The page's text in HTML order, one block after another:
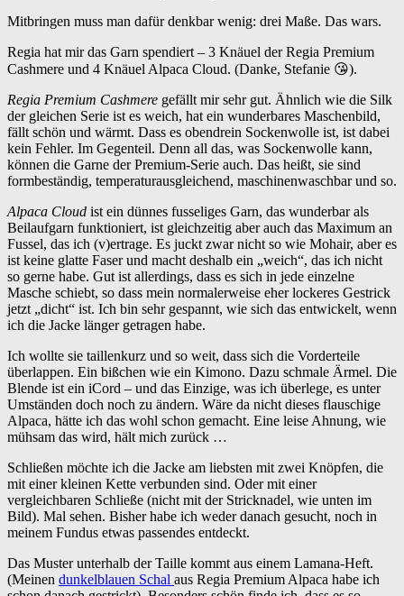
Mitbringen muss man dafür denkbar wenig: drei Maße. Das wars.
Regia hat mir das Garn spendiert – 3 Knäuel der Regia Premium
Cashmere und 4 Knäuel Alpaca Cloud. (Danke, Stefanie 😘).
Regia Premium Cashmere gefällt mir sehr gut. Ähnlich wie die Silk
der gleichen Serie ist es weich, hat ein wunderbares Maschenbild,
fällt schön und wärmt. Dass es obendrein Sockenwolle ist, ist dabei
kein Fehler. Im Gegenteil. Denn all das, was Sockenwolle kann,
können die Garne der Premium-Serie auch. Das heißt, sie sind
formbeständig, temperaturausgleichend, maschinenwaschbar und so.
Alpaca Cloud ist ein dünnes fusseliges Garn, das wunderbar als
Beilaufgarn funktioniert, ist gleichzeitig aber auch das Maximum an
Fussel, das ich (v)ertrage. Es juckt zwar nicht so wie Mohair, aber es
ist keine glatte Faser und macht deshalb ein „weich“, das ich nicht
so gerne habe. Gut ist allerdings, dass es sich in jede einzelne
Masche schiebt, so dass mein normalerweise eher lockeres Gestrick
jetzt „dicht“ ist. Ich bin sehr gespannt, wie sich das entwickelt, wenn
ich die Jacke länger getragen habe.
Ich wollte sie taillenkurz und so weit, dass sich die Vorderteile
überlappen. Ein bißchen wie ein Kimono. Dazu schmale Ärmel. Die
Blende ist ein iCord – und das Einzige, was ich überlege, es unter
Umständen doch noch zu ändern. Wäre da nicht dieses flauschige
Alpaca, hätte ich das wohl schon gemacht. Eine leise Ahnung, wie
mühsam das wird, hält mich zurück …
Schließen möchte ich die Jacke am liebsten mit zwei Knöpfen, die
mit einer kleinen Kette verbunden sind. Oder mit einer
vergleichbaren Schließe (nicht mit der Stricknadel, wie unten im
Bild). Mal sehen. Bisher habe ich weder danach gesucht, noch in
meinem Fundus etwas passendes entdeckt.
Das Muster unterhalb der Taille kommt aus einem Lamana-Heft.
(Meinen dunkelblauen Schal aus Regia Premium Alpaca habe ich